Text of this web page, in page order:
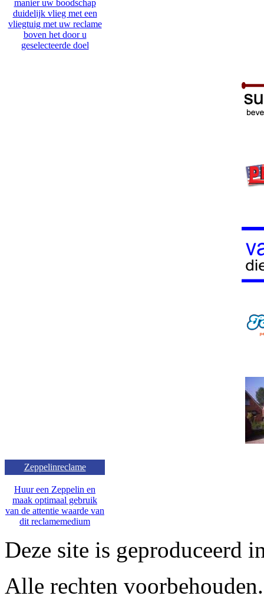
manier uw boodschap
duidelijk vlieg met een
vliegtuig met uw reclame
boven het door u
geselecteerde doel
Zeppelinreclame
Huur een Zeppelin en
maak optimaal gebruik
van de attentie waarde van
dit reclamemedium
Deze site is geproduceerd
Alle rechten